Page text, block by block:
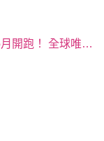
火光入海、魚群狂躍 金山蹦火仔即將於5月開跑！ 全球唯一蹦火漁法限時登場 邀您見證海上奇景